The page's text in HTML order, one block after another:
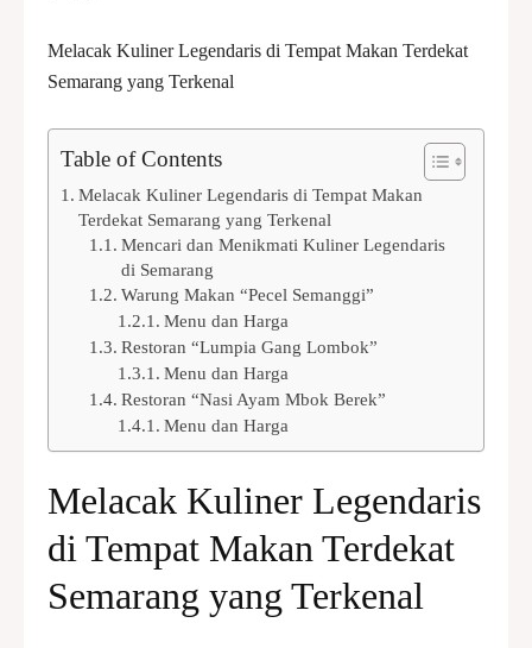
Melacak Kuliner Legendaris di Tempat Makan Terdekat
Semarang yang Terkenal
Table of Contents
Melacak Kuliner Legendaris di Tempat Makan
Terdekat Semarang yang Terkenal
Mencari dan Menikmati Kuliner Legendaris
di Semarang
Warung Makan “Pecel Semanggi”
Menu dan Harga
Restoran “Lumpia Gang Lombok”
Menu dan Harga
Restoran “Nasi Ayam Mbok Berek”
Menu dan Harga
Melacak Kuliner Legendaris
di Tempat Makan Terdekat
Semarang yang Terkenal